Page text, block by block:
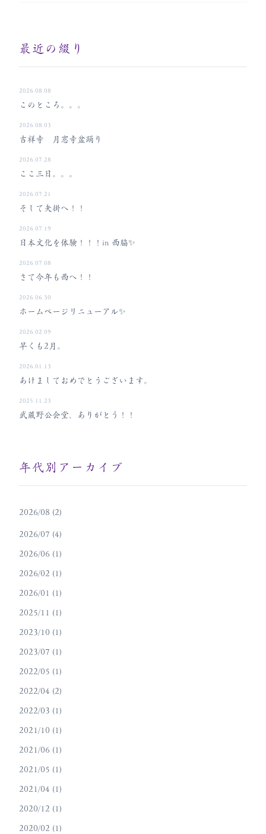
最近の綴り
2026.08.08
このところ。。。
2026.08.03
吉祥寺 月窓寺盆踊り
2026.07.28
ここ三日。。。
2026.07.21
そして矢掛へ！！
2026.07.19
日本文化を体験！！！in 西脇✨
2026.07.08
さて今年も西へ！！
2026.06.30
ホームページリニューアル✨
2026.02.09
早くも2月。
2026.01.13
あけましておめでとうございます。
2025.11.23
武蔵野公会堂、ありがとう！！
年代別アーカイブ
2026/08 (2)
2026/07 (4)
2026/06 (1)
2026/02 (1)
2026/01 (1)
2025/11 (1)
2023/10 (1)
2023/07 (1)
2022/05 (1)
2022/04 (2)
2022/03 (1)
2021/10 (1)
2021/06 (1)
2021/05 (1)
2021/04 (1)
2020/12 (1)
2020/02 (1)